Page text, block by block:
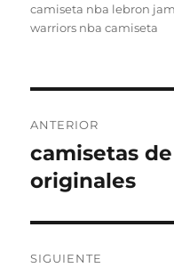
el
camiseta nba lebron
warriors nba camiseta
de
entradas
ANTERIOR
Entrada
anterior:
camisetas
originales
SIGUIENTE